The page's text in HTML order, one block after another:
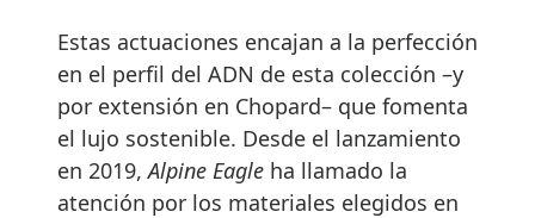
Estas actuaciones encajan a la perfección
en el perfil del ADN de esta colección –y
por extensión en Chopard– que fomenta
el lujo sostenible. Desde el lanzamiento
en 2019,Alpine Eagle ha llamado la
atención por los materiales elegidos en